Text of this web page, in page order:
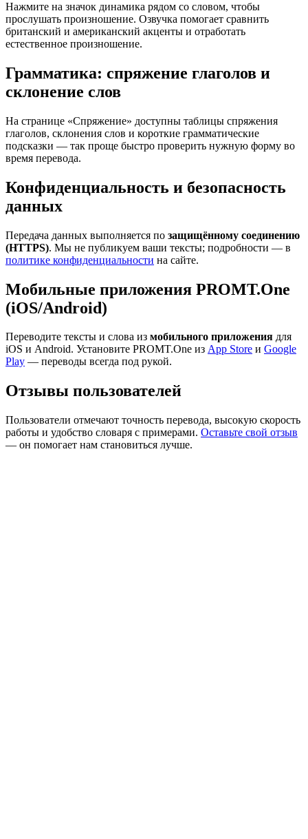
Нажмите на значок динамика рядом со словом, чтобы
прослушать произношение. Озвучка помогает сравнить
британский и американский акценты и отработать
естественное произношение.
Грамматика: спряжение глаголов и
склонение слов
На странице «Спряжение» доступны таблицы спряжения
глаголов, склонения слов и короткие грамматические
подсказки — так проще быстро проверить нужную форму во
время перевода.
Конфиденциальность и безопасность
данных
Передача данных выполняется по защищённому соединению
(HTTPS). Мы не публикуем ваши тексты; подробности — в
политике конфиденциальности на сайте.
Мобильные приложения PROMT.One
(iOS/Android)
Переводите тексты и слова из мобильного приложения для
iOS и Android. Установите PROMT.One из App Store и Google
Play — переводы всегда под рукой.
Отзывы пользователей
Пользователи отмечают точность перевода, высокую скорость
работы и удобство словаря с примерами. Оставьте свой отзыв
— он помогает нам становиться лучше.